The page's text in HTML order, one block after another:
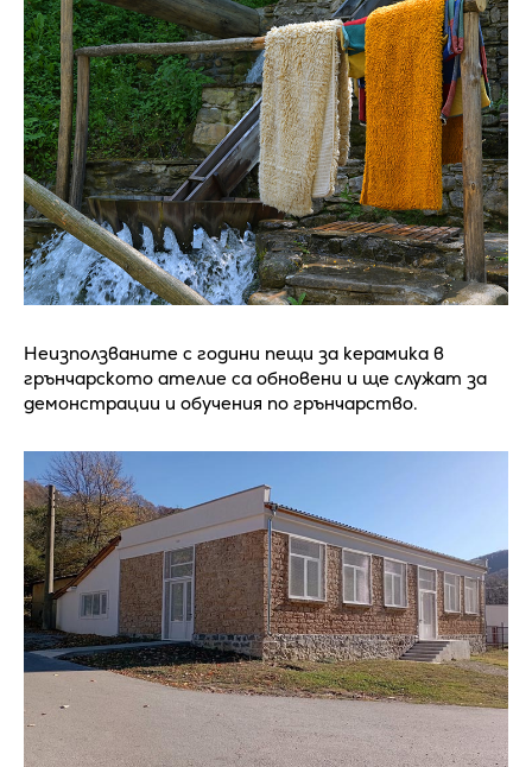
Неизползваните с години пещи за керамика в
грънчарското ателие са обновени и ще служат за
демонстрации и обучения по грънчарство.